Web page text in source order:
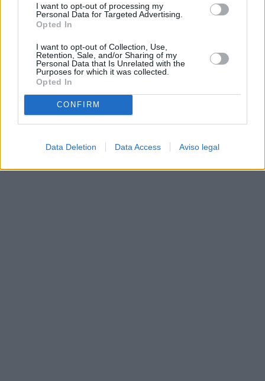
I want to opt-out of processing my
Personal Data for Targeted Advertising.
Opted In
I want to opt-out of Collection, Use,
Retention, Sale, and/or Sharing of my
Personal Data that Is Unrelated with the
Purposes for which it was collected.
Opted In
CONFIRM
Data Deletion Data Access Aviso legal